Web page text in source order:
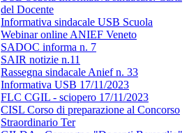
del Docente
Informativa sindacale USB Scuola
Webinar online ANIEF Veneto
SADOC informa n. 7
SAIR notizie n.11
Rassegna sindacale Anief n. 33
Informativa USB 17/11/2023
FLC CGIL - sciopero 17/11/2023
CISL Corso di preparazione al Concorso
Straordinario Ter